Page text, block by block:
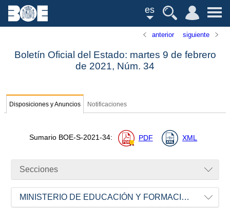
es
anterior siguiente
Boletín Oficial del Estado: martes 9 de febrero
de 2021, Núm. 34
Disposiciones y Anuncios Notificaciones
Sumario BOE-S-2021-34: PDF XML
Secciones
MINISTERIO DE EDUCACIÓN Y FORMACIÓN PROFESIONAL